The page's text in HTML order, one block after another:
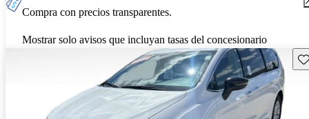
Compra con precios transparentes.
Mostrar solo avisos que incluyan tasas del concesionario